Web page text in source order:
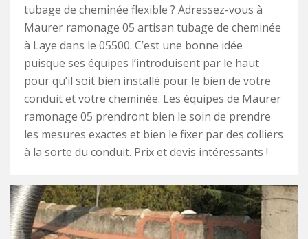
tubage de cheminée flexible ? Adressez-vous à
Maurer ramonage 05 artisan tubage de cheminée
à Laye dans le 05500. C’est une bonne idée
puisque ses équipes l’introduisent par le haut
pour qu’il soit bien installé pour le bien de votre
conduit et votre cheminée. Les équipes de Maurer
ramonage 05 prendront bien le soin de prendre
les mesures exactes et bien le fixer par des colliers
à la sorte du conduit. Prix et devis intéressants !